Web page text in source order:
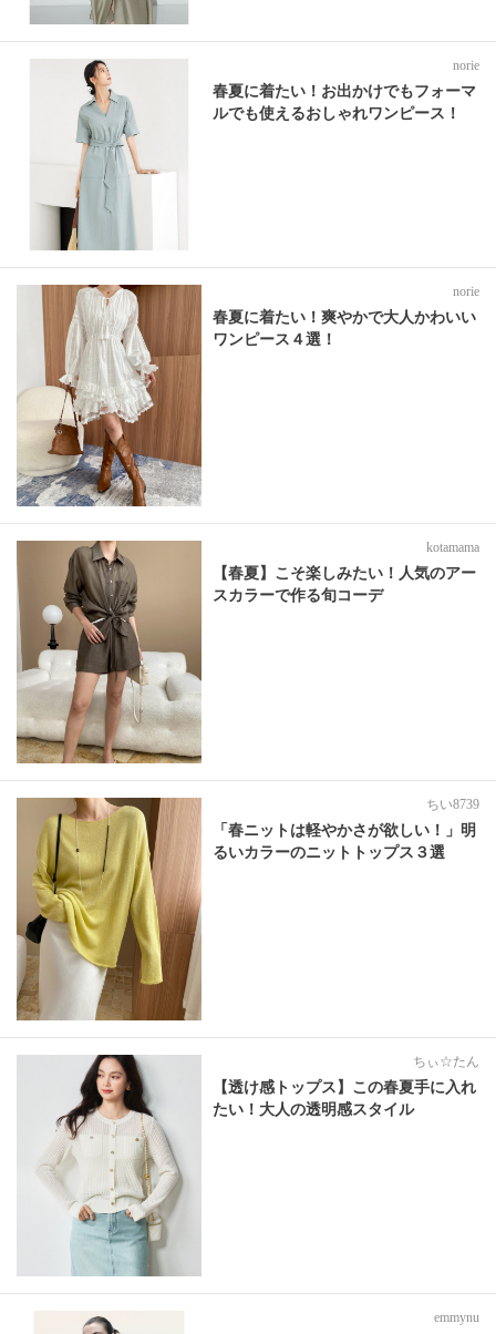
norie
春夏に着たい！お出かけでもフォーマ
ルでも使えるおしゃれワンピース！
norie
春夏に着たい！爽やかで大人かわいい
ワンピース４選！
kotamama
【春夏】こそ楽しみたい！人気のアー
スカラーで作る旬コーデ
ちい8739
「春ニットは軽やかさが欲しい！」明
るいカラーのニットトップス３選
ちぃ☆たん
【透け感トップス】この春夏手に入れ
たい！大人の透明感スタイル
emmynu